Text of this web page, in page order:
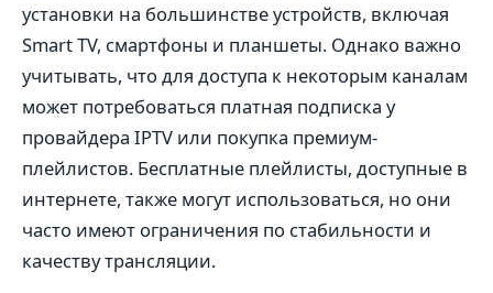
установки на большинстве устройств, включая
Smart TV, смартфоны и планшеты. Однако важно
учитывать, что для доступа к некоторым каналам
может потребоваться платная подписка у
провайдера IPTV или покупка премиум-
плейлистов. Бесплатные плейлисты, доступные в
интернете, также могут использоваться, но они
часто имеют ограничения по стабильности и
качеству трансляции.